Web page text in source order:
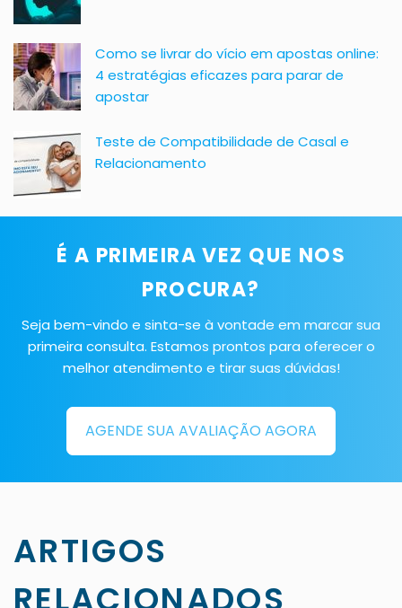
Como se livrar do vício em apostas online:
4 estratégias eficazes para parar de
apostar
Teste de Compatibilidade de Casal e
Relacionamento
É A PRIMEIRA VEZ QUE NOS
PROCURA?
Seja bem-vindo e sinta-se à vontade em marcar sua
primeira consulta. Estamos prontos para oferecer o
melhor atendimento e tirar suas dúvidas!
AGENDE SUA AVALIAÇÃO AGORA
ARTIGOS